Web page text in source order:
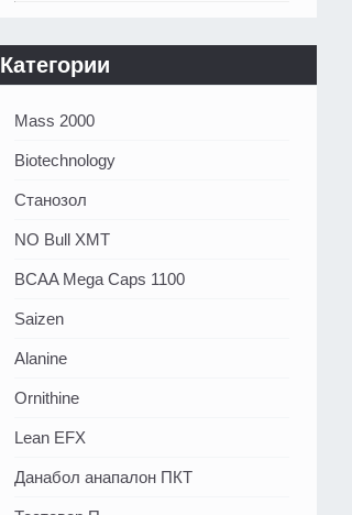
Категории
Mass 2000
Biotechnology
Станозол
NO Bull XMT
BCAA Mega Caps 1100
Saizen
Alanine
Ornithine
Lean EFX
Данабол анапалон ПКТ